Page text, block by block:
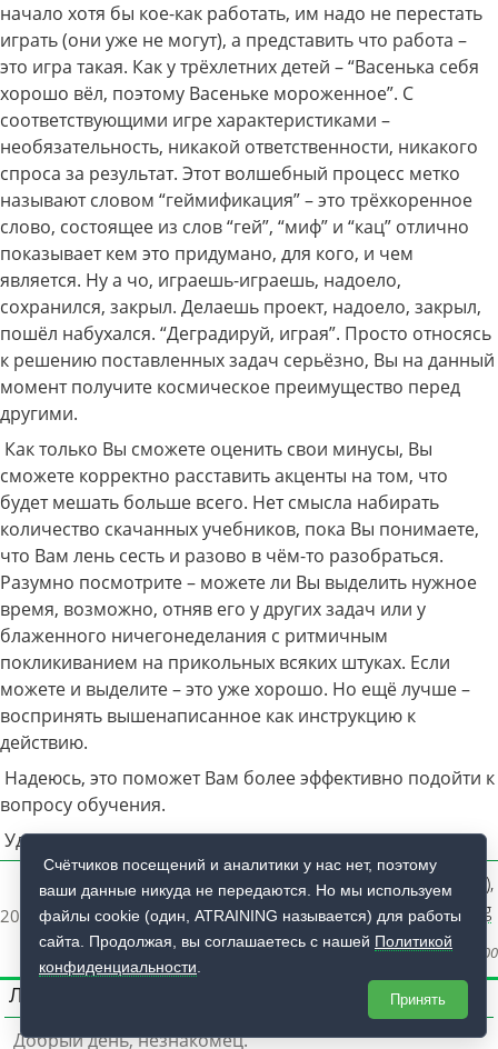
начало хотя бы кое-как работать, им надо не перестать
играть (они уже не могут), а представить что работа –
это игра такая. Как у трёхлетних детей – “Васенька себя
хорошо вёл, поэтому Васеньке мороженное”. С
соответствующими игре характеристиками –
необязательность, никакой ответственности, никакого
спроса за результат. Этот волшебный процесс метко
называют словом “геймификация” – это трёхкоренное
слово, состоящее из слов “гей”, “миф” и “кац” отлично
показывает кем это придумано, для кого, и чем
является. Ну а чо, играешь-играешь, надоело,
сохранился, закрыл. Делаешь проект, надоело, закрыл,
пошёл набухался. “Деградируй, играя”. Просто относясь
к решению поставленных задач серьёзно, Вы на данный
момент получите космическое преимущество перед
другими.
Как только Вы сможете оценить свои минусы, Вы
сможете корректно расставить акценты на том, что
будет мешать больше всего. Нет смысла набирать
количество скачанных учебников, пока Вы понимаете,
что Вам лень сесть и разово в чём-то разобраться.
Разумно посмотрите – можете ли Вы выделить нужное
время, возможно, отняв его у других задач или у
блаженного ничегонеделания с ритмичным
покликиванием на прикольных всяких штуках. Если
можете и выделите – это уже хорошо. Но ещё лучше –
воспринять вышенаписанное как инструкцию к
действию.
Надеюсь, это поможет Вам более эффективно подойти к
вопросу обучения.
Удач!
Автор:Ruslan V. Karmanov( rk@atraining.ru ),
Учебный центр Advanced Training
2020-02-09T22:33:00+08:00
Дата последнего редактирования текста:2020-02-09T22:33:00+08:00
Личный кабинет
Добрый день, незнакомец.
Счётчиков посещений и аналитики у нас нет, поэтому
ваши данные никуда не передаются. Но мы используем
файлы cookie (один, ATRAINING называется) для работы
сайта. Продолжая, вы соглашаетесь с нашей Политикой
конфиденциальности
Принять